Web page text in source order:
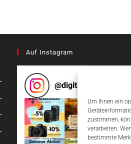
Um Ihnen ein
zustimmen,
verarbeiten.
bestimmte
Auf Instagram
@digitalcameragraz